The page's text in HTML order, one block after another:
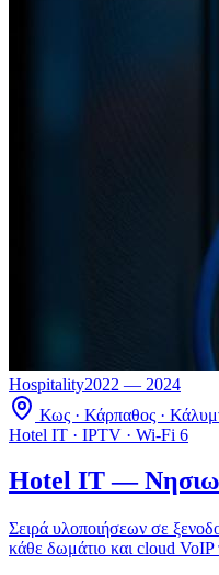
Hospitality2022 — 2024
Κως · Κάρπαθος ·
Hotel IT · IPTV · Wi-Fi 6
Hotel IT —
Σειρά υλοποιήσεων σε
κάθε δωμάτιο και cloud VoIP